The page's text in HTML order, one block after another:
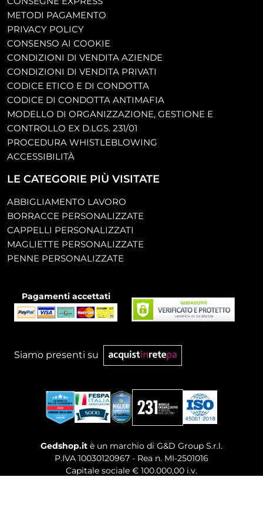
METODI PAGAMENTO
PRIVACY POLICY
CONSENSO AI COOKIE
CONDIZIONI DI VENDITA AZIENDE
CONDIZIONI DI VENDITA PRIVATI
CODICE ETICO E DI CONDOTTA
CODICE DI CONDOTTA ANTIMAFIA
MODELLO DI ORGANIZZAZIONE, GESTIONE E
CONTROLLO EX D.LGS. 231/01
PROCEDURA WHISTLEBLOWING
ACCESSIBILITÀ
LE CATEGORIE PIÙ VISITATE
ABBIGLIAMENTO LAVORO
BORRACCE PERSONALIZZATE
CAPPELLI PERSONALIZZATI
MAGLIETTE PERSONALIZZATE
PENNE PERSONALIZZATE
Pagamenti accettati
Siamo presenti su
Gedshop.it è un marchio di G&D Group S.r.l.
P.IVA 10030120967 - Rea n. MI-2501016
Capitale sociale € 100.000,00 i.v.